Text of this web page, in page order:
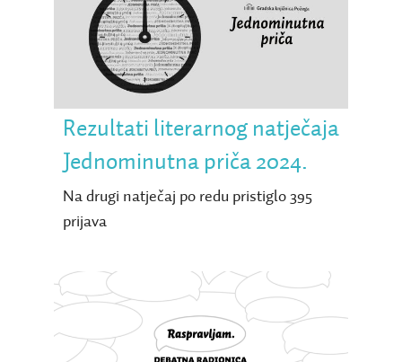
Rezultati literarnog
natječaja Jednominutna
priča 2024.
Rezultati literarnog natječaja
Jednominutna priča 2024.
Na drugi natječaj po redu pristiglo 395
prijava
Debatna radionica
Gradske knjižnice Požega